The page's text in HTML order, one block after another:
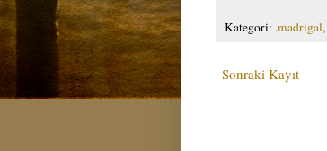
Kategori: .madrigal,
Sonraki Kayıt